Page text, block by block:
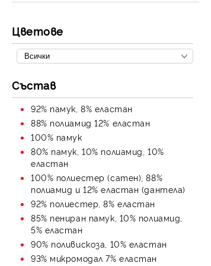
Цветове
Състав
92% памук, 8% еластан
88% полиамид 12% еластан
100% памук
80% памук, 10% полиамид, 10%
еластан
100% полиестер (сатен), 88%
полиамид и 12% еластан (дантела)
92% полиестер, 8% еластан
85% пениран памук, 10% полиамид,
5% еластан
90% поливискоза, 10% еластан
93% микромодал 7% еластан